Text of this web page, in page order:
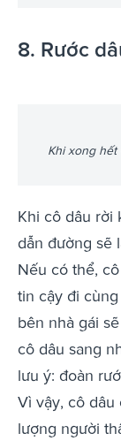
8. Rước
Khi xong
Khi cô dâu rời
dẫn đường sẽ
Nếu có thể,
tin cậy đi
bên nhà gái
cô dâu sang
lưu ý: đoàn
Vì vậy, cô dâu
lượng người